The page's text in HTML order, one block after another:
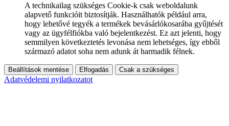
A technikailag szükséges Cookie-k csak weboldalunk
alapvető funkcióit biztosítják. Használhatók például arra,
hogy lehetővé tegyék a termékek bevásárlókosarába gyűjtését
vagy az ügyfélfiókba való bejelentkezést. Ez azt jelenti, hogy
semmilyen következtetés levonása nem lehetséges, így ebből
származó adatot soha nem adunk át harmadik félnek.
Beállítások mentése Elfogadás Csak a szükséges
Adatvédelemi nyilatkozatot